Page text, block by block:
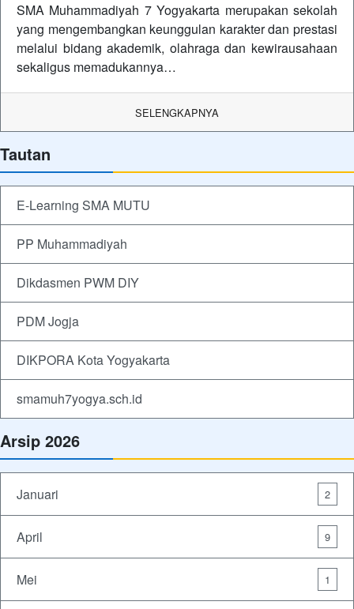
SMA Muhammadiyah 7 Yogyakarta merupakan sekolah
yang mengembangkan keunggulan karakter dan prestasi
melalui bidang akademik, olahraga dan kewirausahaan
sekaligus memadukannya…
SELENGKAPNYA
Tautan
E-Learning SMA MUTU
PP Muhammadiyah
Dikdasmen PWM DIY
PDM Jogja
DIKPORA Kota Yogyakarta
smamuh7yogya.sch.id
Arsip 2026
Januari 2
April 9
Mei 1